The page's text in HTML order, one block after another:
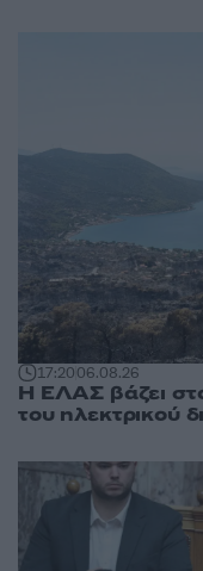
17:2006.08.26
Η ΕΛΑΣ βάζει
του ηλεκτρικού